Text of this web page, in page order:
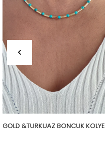
GOLD &TURKUAZ BONCUK KOLYE